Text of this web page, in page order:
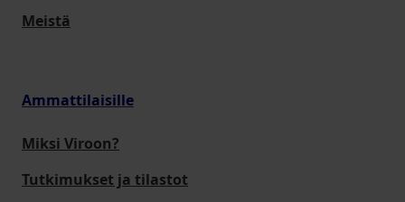
Meistä
Ammattilaisille
Miksi Viroon?
Tutkimukset ja tilastot